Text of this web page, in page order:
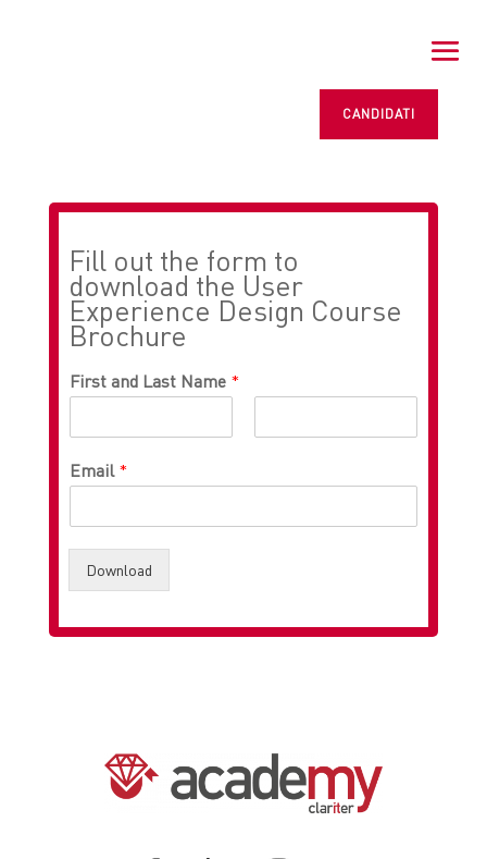
CANDIDATI
Fill out the form to
download the User
Experience Design Course
Brochure
First and Last Name *
Email *
Download